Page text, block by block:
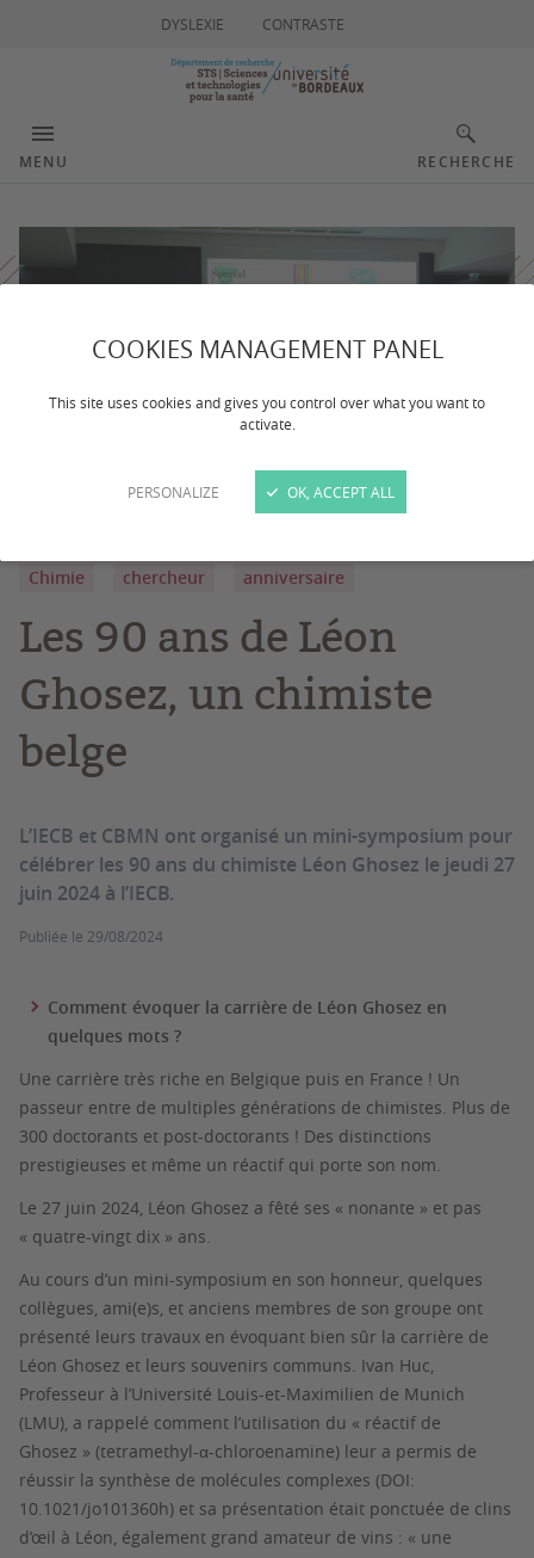
COOKIES MANAGEMENT PANEL
This site uses cookies and gives you control over what you want to
activate.
PERSONALIZE OK, ACCEPT ALL
DYSLEXIE CONTRASTE
MENU RECHERCHE
Chimie chercheur anniversaire
Les 90 ans de Léon
Ghosez, un chimiste
belge
L’IECB et CBMN ont organisé un mini-symposium pour
célébrer les 90 ans du chimiste Léon Ghosez le jeudi 27
juin 2024 à l’IECB.
Publiée le 29/08/2024
Comment évoquer la carrière de Léon Ghosez en
quelques mots ?
Une carrière très riche en Belgique puis en France ! Un
passeur entre de multiples générations de chimistes. Plus de
300 doctorants et post-doctorants ! Des distinctions
prestigieuses et même un réactif qui porte son nom.
Le 27 juin 2024, Léon Ghosez a fêté ses « nonante » et pas
« quatre-vingt dix » ans.
Au cours d’un mini-symposium en son honneur, quelques
collègues, ami(e)s, et anciens membres de son groupe ont
présenté leurs travaux en évoquant bien sûr la carrière de
Léon Ghosez et leurs souvenirs communs. Ivan Huc,
Professeur à l’Université Louis-et-Maximilien de Munich
(LMU), a rappelé comment l’utilisation du « réactif de
Ghosez » (tetramethyl-α-chloroenamine) leur a permis de
réussir la synthèse de molécules complexes (DOI:
10.1021/jo101360h) et sa présentation était ponctuée de clins
d’œil à Léon, également grand amateur de vins : « une